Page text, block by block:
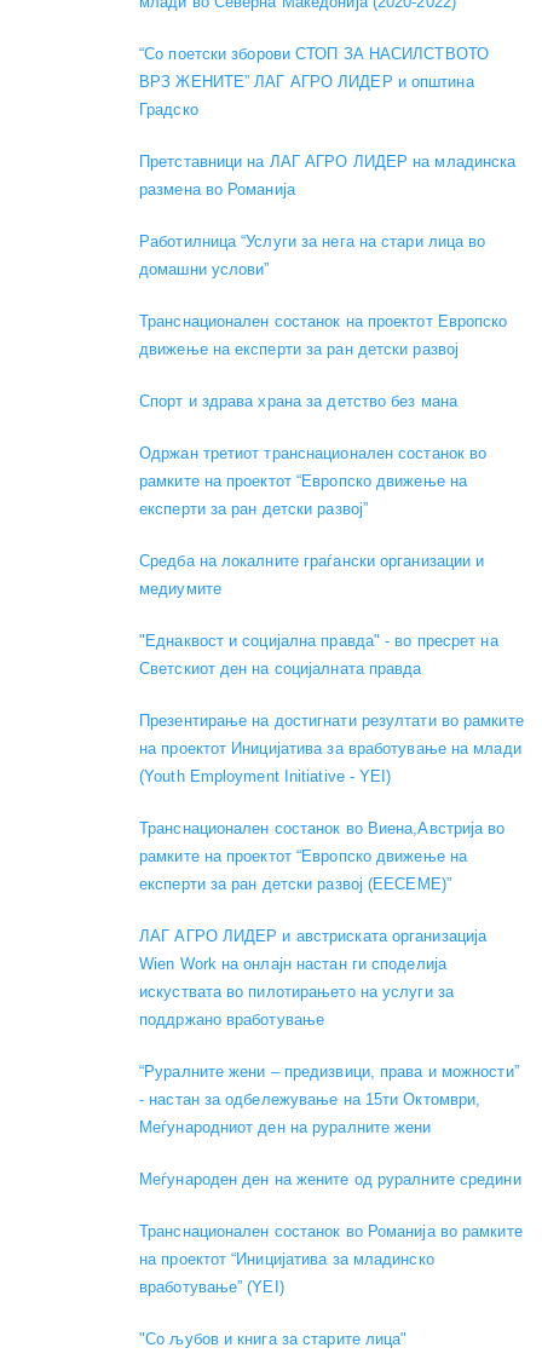
“Со поетски зборови СТОП ЗА НАСИЛСТВОТО
ВРЗ ЖЕНИТЕ” ЛАГ АГРО ЛИДЕР и општина
Градско
Претставници на ЛАГ АГРО ЛИДЕР на младинска
размена во Романија
Работилница “Услуги за нега на стари лица во
домашни услови”
Транснационален состанок на проектот Европско
движење на експерти за ран детски развој
Спорт и здрава храна за детство без мана
Одржан третиот транснационален состанок во
рамките на проектот “Европско движење на
експерти за ран детски развој”
Средба на локалните граѓански организации и
медиумите
"Еднаквост и социјална правда" - во пресрет на
Светскиот ден на социјалната правда
Презентирање на достигнати резултати во рамките
на проектот Иницијатива за вработување на млади
(Youth Employment Initiative - YEI)
Транснационален состанок во Виена,Австрија во
рамките на проектот “Европско движење на
експерти за ран детски развој (EECEME)”
ЛАГ АГРО ЛИДЕР и австриската организација
Wien Work на онлајн настан ги споделија
искуствата во пилотирањето на услуги за
поддржано вработување
“Руралните жени – предизвици, права и можности”
- настан за одбележување на 15ти Октомври,
Меѓународниот ден на руралните жени
Меѓународен ден на жените од руралните средини
Транснационален состанок во Романија во рамките
на проектот “Иницијатива за младинско
вработување” (YEI)
"Со љубов и книга за старите лица"